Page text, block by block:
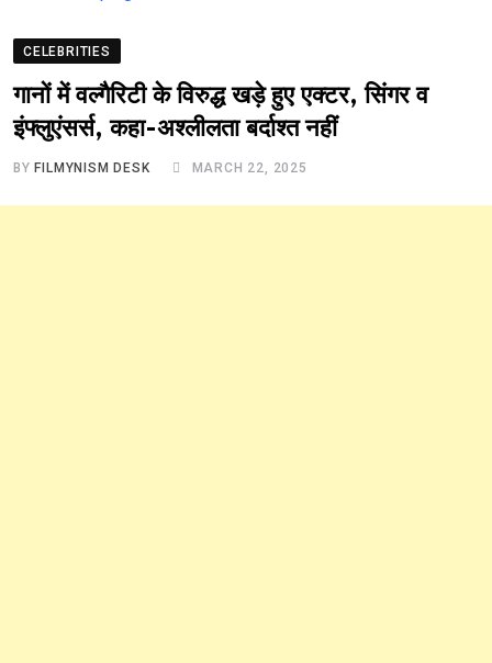
CELEBRITIES
गानों में वल्गैरिटी के विरुद्ध खड़े हुए एक्टर, सिंगर व
इंफ्लुएंसर्स, कहा-अश्लीलता बर्दाश्त नहीं
BY FILMYNISM DESK MARCH 22, 2025